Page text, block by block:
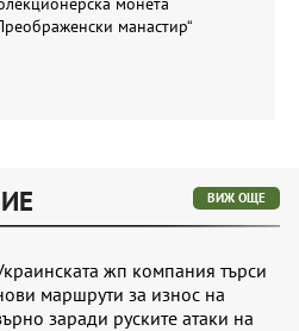
манастир“
ВИЖ ОЩЕ
жп компания търси
маршрути за износ на
заради руските атаки на